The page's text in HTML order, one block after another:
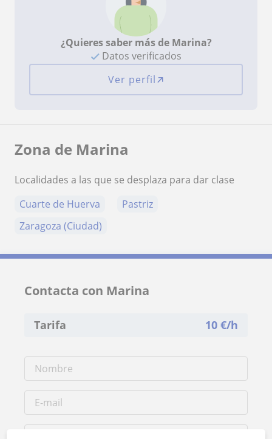
¿Quieres saber más de Marina?
Datos verificados
Ver perfil
Zona de Marina
Localidades a las que se desplaza para dar clase
Cuarte de Huerva
Pastriz
Zaragoza (Ciudad)
Contacta con Marina
Tarifa 10 €/h